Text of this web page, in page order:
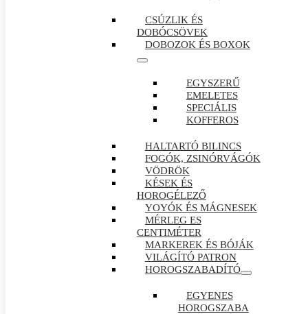
CSÚZLIK ÉS
DOBÓCSÖVEK
DOBOZOK ÉS BOXOK
EGYSZERŰ
EMELETES
SPECIÁLIS
KOFFEROS
HALTARTÓ BILINCS
FOGÓK, ZSINÓRVÁGÓK
VÖDRÖK
KÉSEK ÉS
HOROGÉLEZŐ
YOYÓK ÉS MÁGNESEK
MÉRLEG ES
CENTIMÉTER
MARKEREK ÉS BÓJÁK
VILÁGÍTÓ PATRON
HOROGSZABADÍTÓ
EGYENES
HOROGSZABA